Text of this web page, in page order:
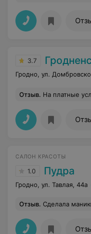
3.7
Гродно, ул.
Отзыв. На платные услуги не записаться.
САЛОН КРАСОТЫ
1.0 Пудра
Гродно, ул. Тавлая, 44а
Отзыв. Сделала маникюр